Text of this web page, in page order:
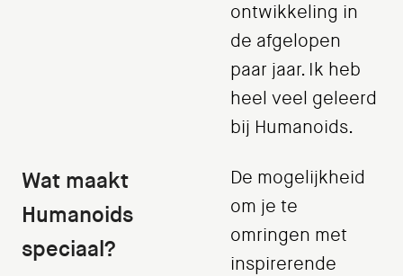
ontwikkeling in
de afgelopen
paar jaar. Ik heb
heel veel geleerd
bij Humanoids.
Wat maakt
Humanoids
speciaal?
De mogelijkheid
om je te
omringen met
inspirerende